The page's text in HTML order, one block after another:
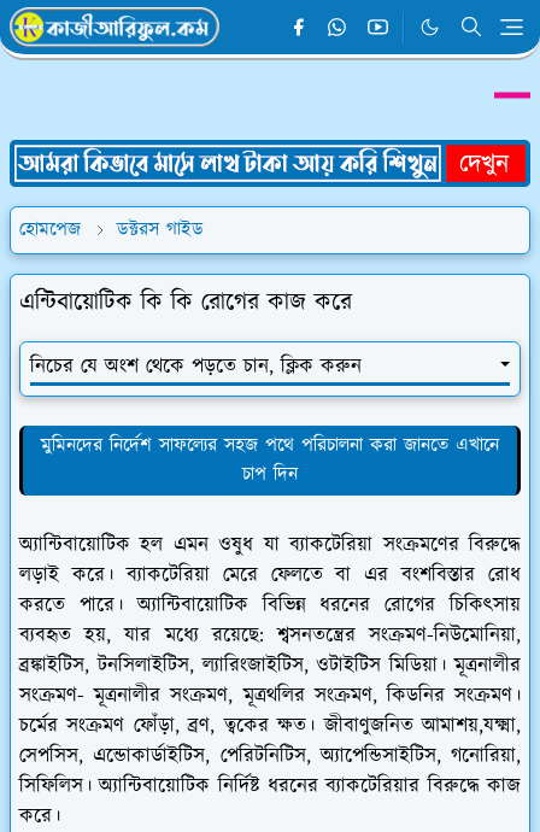
হোমপেজ ডক্টরস গাইড
এন্টিবায়োটিক কি কি রোগের কাজ করে
নিচের যে অংশ থেকে পড়তে চান, ক্লিক করুন
মুমিনদের নির্দেশ সাফল্যের সহজ পথে পরিচালনা করা জানতে এখানে
চাপ দিন
অ্যান্টিবায়োটিক হল এমন ওষুধ যা ব্যাকটেরিয়া সংক্রমণের বিরুদ্ধে
লড়াই করে। ব্যাকটেরিয়া মেরে ফেলতে বা এর বংশবিস্তার রোধ
করতে পারে। অ্যান্টিবায়োটিক বিভিন্ন ধরনের রোগের চিকিৎসায়
ব্যবহৃত হয়, যার মধ্যে রয়েছে: শ্বসনতন্ত্রের সংক্রমণ-নিউমোনিয়া,
ব্রঙ্কাইটিস, টনসিলাইটিস, ল্যারিংজাইটিস, ওটাইটিস মিডিয়া। মূত্রনালীর
সংক্রমণ- মূত্রনালীর সংক্রমণ, মূত্রথলির সংক্রমণ, কিডনির সংক্রমণ।
চর্মের সংক্রমণ ফোঁড়া, ব্রণ, ত্বকের ক্ষত। জীবাণুজনিত আমাশয়,যক্ষ্মা,
সেপসিস, এন্ডোকার্ডাইটিস, পেরিটনিটিস, অ্যাপেন্ডিসাইটিস, গনোরিয়া,
সিফিলিস। অ্যান্টিবায়োটিক নির্দিষ্ট ধরনের ব্যাকটেরিয়ার বিরুদ্ধে কাজ
করে।